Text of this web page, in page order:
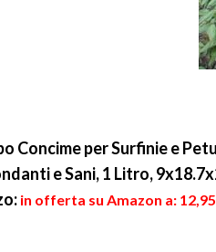
Concime per Surfinie e
e Sani, 1 Litro,
in offerta su Amazon a: